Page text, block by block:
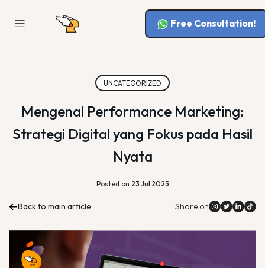
Free Consultation!
UNCATEGORIZED
Mengenal Performance Marketing:
Strategi Digital yang Fokus pada Hasil
Nyata
Posted on 23 Jul 2025
Back to main article Share on